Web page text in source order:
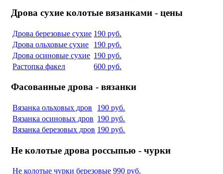
Дрова сухие колотые вязанками - цены
Дрова березовые сухие 190 руб.
Дрова ольховые сухие
190 руб.
Дрова осиновые сухие 190 руб.
Растопка факел
600 руб.
Фасованные дрова - вязанки
Вязанка ольховых дров
190 руб.
Вязанка осиновых дров 190 руб.
Вязанка березовых дров 190 руб.
Не колотые дрова россыпью - чурки
Не колотые чурки березовые 990 руб.